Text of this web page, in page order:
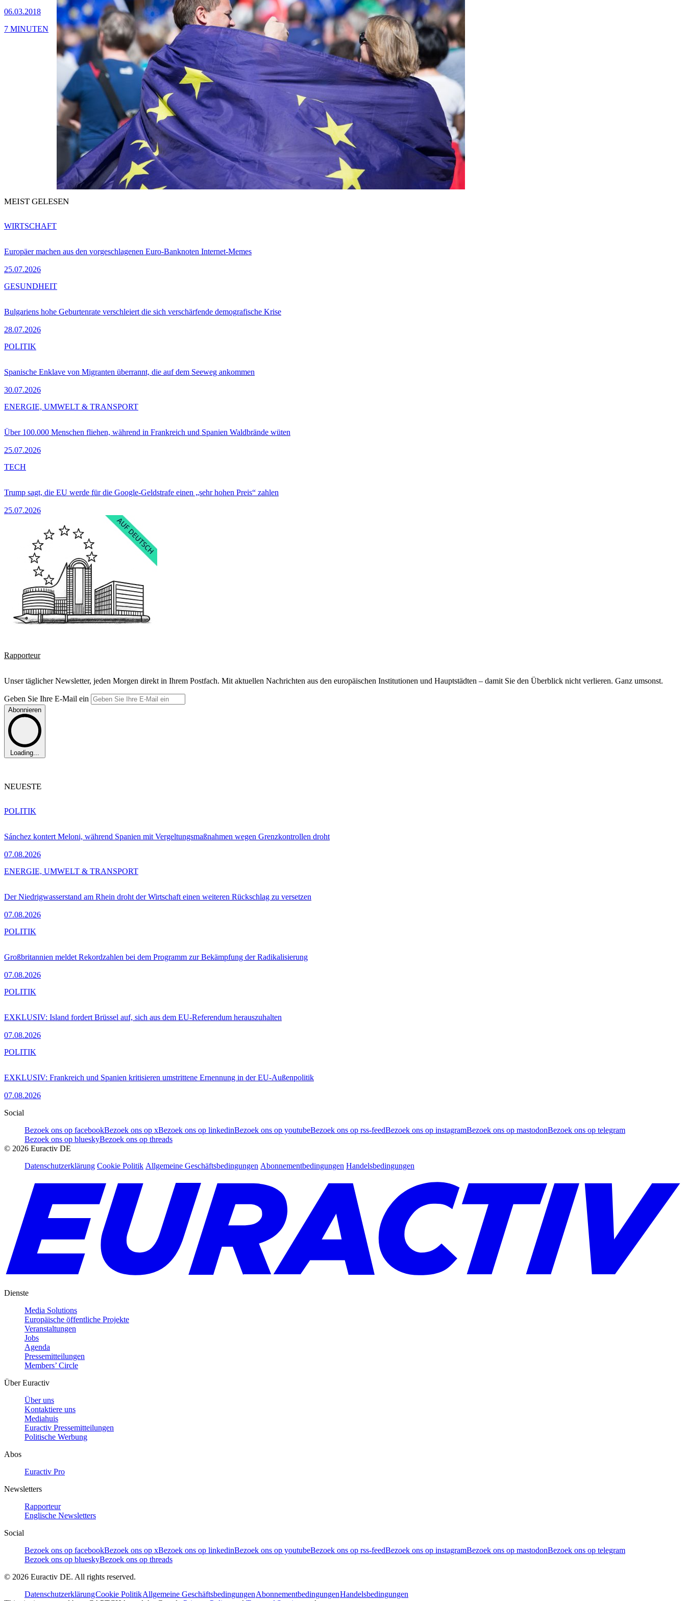
06.03.2018
7 MINUTEN
MEIST GELESEN
Europäer machen aus den vorgeschlagenen Euro-Banknoten Internet-Memes
25.07.2026
WIRTSCHAFT
Bulgariens hohe Geburtenrate verschleiert die sich verschärfende demografische Krise
28.07.2026
GESUNDHEIT
Spanische Enklave von Migranten überrannt, die auf dem Seeweg ankommen
30.07.2026
POLITIK
Über 100.000 Menschen fliehen, während in Frankreich und Spanien Waldbrände wüten
25.07.2026
ENERGIE, UMWELT & TRANSPORT
Trump sagt, die EU werde für die Google-Geldstrafe einen „sehr hohen Preis“ zahlen
25.07.2026
TECH
Rapporteur
Unser täglicher Newsletter, jeden Morgen direkt in Ihrem Postfach. Mit aktuellen Nachrichten aus den europäischen Institutionen und Hauptstädten – damit Sie den Überblick nicht verlieren. Ganz umsonst.
Geben Sie Ihre E-Mail ein
Abonnieren
Loading...
NEUESTE
Sánchez kontert Meloni, während Spanien mit Vergeltungsmaßnahmen wegen Grenzkontrollen droht
07.08.2026
POLITIK
Der Niedrigwasserstand am Rhein droht der Wirtschaft einen weiteren Rückschlag zu versetzen
07.08.2026
ENERGIE, UMWELT & TRANSPORT
Großbritannien meldet Rekordzahlen bei dem Programm zur Bekämpfung der Radikalisierung
07.08.2026
POLITIK
EXKLUSIV: Island fordert Brüssel auf, sich aus dem EU-Referendum herauszuhalten
07.08.2026
POLITIK
EXKLUSIV: Frankreich und Spanien kritisieren umstrittene Ernennung in der EU-Außenpolitik
07.08.2026
POLITIK
Social
Bezoek ons op facebookBezoek ons op xBezoek ons op linkedinBezoek ons op youtubeBezoek ons op rss-feedBezoek ons op instagramBezoek ons op mastodonBezoek ons op telegram
Bezoek ons op blueskyBezoek ons op threads
© 2026 Euractiv DE
Datenschutzerklärung Cookie Politik Allgemeine Geschäftsbedingungen Abonnementbedingungen Handelsbedingungen
Dienste
Media Solutions
Europäische öffentliche Projekte
Veranstaltungen
Jobs
Agenda
Pressemitteilungen
Members’ Circle
Über Euractiv
Über uns
Kontaktiere uns
Mediahuis
Euractiv Pressemitteilungen
Politische Werbung
Abos
Euractiv Pro
Newsletters
Rapporteur
Englische Newsletters
Social
Bezoek ons op facebookBezoek ons op xBezoek ons op linkedinBezoek ons op youtubeBezoek ons op rss-feedBezoek ons op instagramBezoek ons op mastodonBezoek ons op telegram
Bezoek ons op blueskyBezoek ons op threads
© 2026 Euractiv DE. All rights reserved.
DatenschutzerklärungCookie PolitikAllgemeine GeschäftsbedingungenAbonnementbedingungenHandelsbedingungen